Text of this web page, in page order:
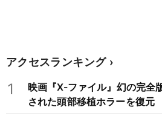
アクセスランキング
1
映画『X-ファイル』幻の完全
された頭部移植ホラーを復元